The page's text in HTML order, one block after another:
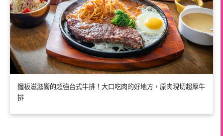
鐵板滋滋響的超強台式牛排！大口吃肉的好地方，原肉現切超厚牛
排